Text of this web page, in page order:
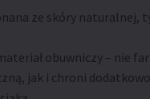
ze skóry naturalnej,
obuwniczy – nie
jak i chroni